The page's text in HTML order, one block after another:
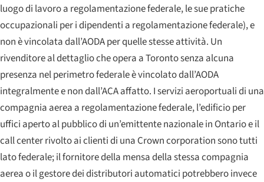
luogo di lavoro a regolamentazione federale, le sue pratiche
occupazionali per i dipendenti a regolamentazione federale), e
non è vincolata dall’AODA per quelle stesse attività. Un
rivenditore al dettaglio che opera a Toronto senza alcuna
presenza nel perimetro federale è vincolato dall’AODA
integralmente e non dall’ACA affatto. I servizi aeroportuali di una
compagnia aerea a regolamentazione federale, l’edificio per
uffici aperto al pubblico di un’emittente nazionale in Ontario e il
call center rivolto ai clienti di una Crown corporation sono tutti
lato federale; il fornitore della mensa della stessa compagnia
aerea o il gestore dei distributori automatici potrebbero invece